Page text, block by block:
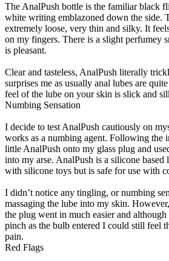
The AnalPush bottle is the familiar black
white writing emblazoned down the side.
extremely loose, very thin and silky. It
on my fingers. There is a slight perfumey
is pleasant.
Clear and tasteless, AnalPush literally
surprises me as usually anal lubes are
feel of the lube on your skin is slick and
Numbing Sensation
I decide to test AnalPush cautiously on
works as a numbing agent. Following the
little AnalPush onto my glass plug and
into my arse. AnalPush is a silicone based
with silicone toys but is safe for use with
I didn’t notice any tingling, or numbing
massaging the lube into my skin.
the plug went in much easier and although
pinch as the bulb entered I could still feel
pain.
Red Flags